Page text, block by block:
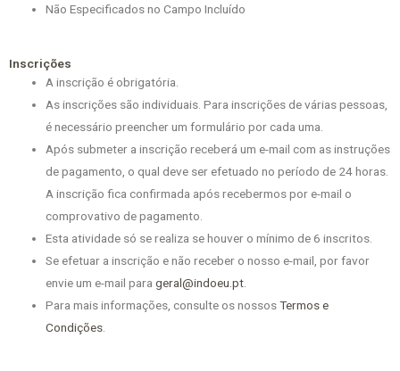
Não Especificados no Campo Incluído
Inscrições
A inscrição é obrigatória.
As inscrições são individuais. Para inscrições de várias pessoas,
é necessário preencher um formulário por cada uma.
Após submeter a inscrição receberá um e-mail com as instruções
de pagamento, o qual deve ser efetuado no período de 24 horas.
A inscrição fica confirmada após recebermos por e-mail o
comprovativo de pagamento.
Esta atividade só se realiza se houver o mínimo de 6 inscritos.
Se efetuar a inscrição e não receber o nosso e-mail, por favor
envie um e-mail parageral@indoeu.pt.
Para mais informações, consulte os nossosTermos e
Condições.